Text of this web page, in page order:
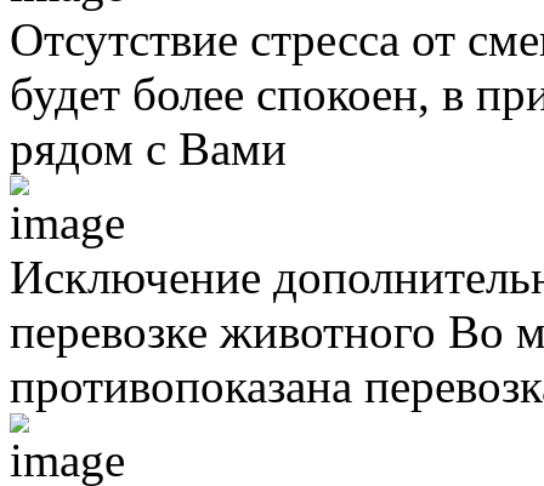
Отсутствие стресса от
будет более спокоен, в
рядом с Вами
Исключение
перевозке животного Во
противопоказана